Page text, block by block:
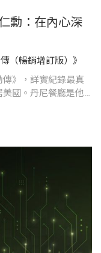
勳：在內心深
（暢銷增訂版）》
》，詳實紀錄最真
國。丹尼餐廳是他
作，吃遍整個菜